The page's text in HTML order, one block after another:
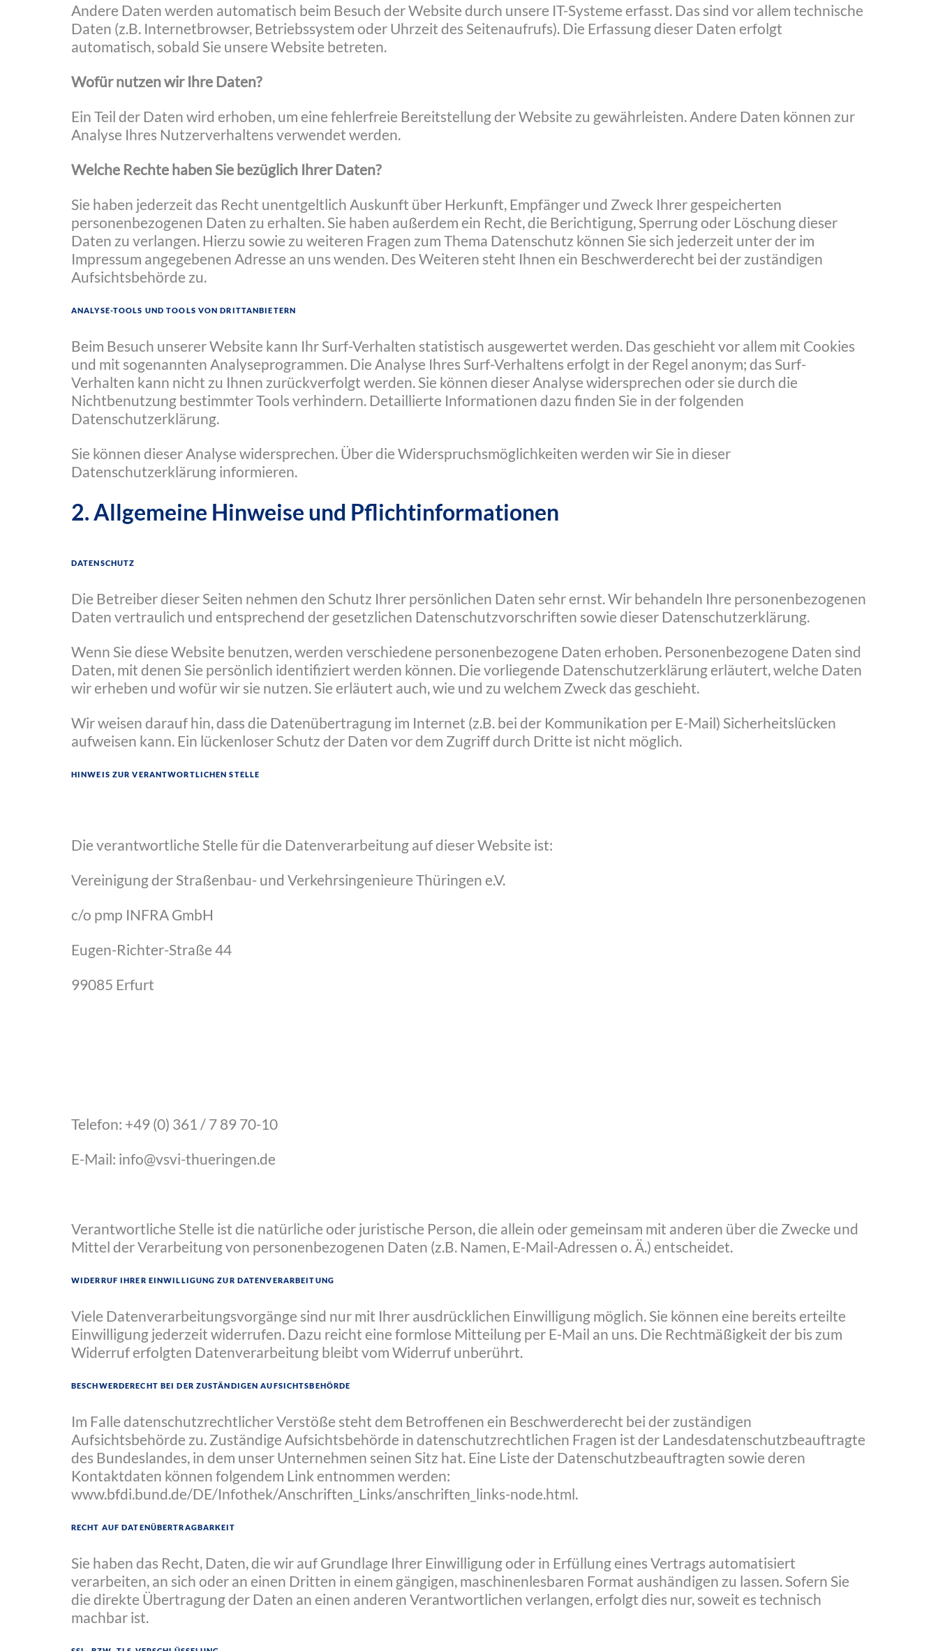
Andere Daten werden automatisch beim Besuch der Website durch unsere IT-Systeme erfasst. Das sind vor allem technische
Daten (z.B. Internetbrowser, Betriebssystem oder Uhrzeit des Seitenaufrufs). Die Erfassung dieser Daten erfolgt
automatisch, sobald Sie unsere Website betreten.
Wofür nutzen wir Ihre Daten?
Ein Teil der Daten wird erhoben, um eine fehlerfreie Bereitstellung der Website zu gewährleisten. Andere Daten können zur
Analyse Ihres Nutzerverhaltens verwendet werden.
Welche Rechte haben Sie bezüglich Ihrer Daten?
Sie haben jederzeit das Recht unentgeltlich Auskunft über Herkunft, Empfänger und Zweck Ihrer gespeicherten
personenbezogenen Daten zu erhalten. Sie haben außerdem ein Recht, die Berichtigung, Sperrung oder Löschung dieser
Daten zu verlangen. Hierzu sowie zu weiteren Fragen zum Thema Datenschutz können Sie sich jederzeit unter der im
Impressum angegebenen Adresse an uns wenden. Des Weiteren steht Ihnen ein Beschwerderecht bei der zuständigen
Aufsichtsbehörde zu.
Analyse-Tools und Tools von Drittanbietern
Beim Besuch unserer Website kann Ihr Surf-Verhalten statistisch ausgewertet werden. Das geschieht vor allem mit Cookies
und mit sogenannten Analyseprogrammen. Die Analyse Ihres Surf-Verhaltens erfolgt in der Regel anonym; das Surf-
Verhalten kann nicht zu Ihnen zurückverfolgt werden. Sie können dieser Analyse widersprechen oder sie durch die
Nichtbenutzung bestimmter Tools verhindern. Detaillierte Informationen dazu finden Sie in der folgenden
Datenschutzerklärung.
Sie können dieser Analyse widersprechen. Über die Widerspruchsmöglichkeiten werden wir Sie in dieser
Datenschutzerklärung informieren.
2. Allgemeine Hinweise und Pflichtinformationen
Datenschutz
Die Betreiber dieser Seiten nehmen den Schutz Ihrer persönlichen Daten sehr ernst. Wir behandeln Ihre personenbezogenen
Daten vertraulich und entsprechend der gesetzlichen Datenschutzvorschriften sowie dieser Datenschutzerklärung.
Wenn Sie diese Website benutzen, werden verschiedene personenbezogene Daten erhoben. Personenbezogene Daten sind
Daten, mit denen Sie persönlich identifiziert werden können. Die vorliegende Datenschutzerklärung erläutert, welche Daten
wir erheben und wofür wir sie nutzen. Sie erläutert auch, wie und zu welchem Zweck das geschieht.
Wir weisen darauf hin, dass die Datenübertragung im Internet (z.B. bei der Kommunikation per E-Mail) Sicherheitslücken
aufweisen kann. Ein lückenloser Schutz der Daten vor dem Zugriff durch Dritte ist nicht möglich.
Hinweis zur verantwortlichen Stelle
Die verantwortliche Stelle für die Datenverarbeitung auf dieser Website ist:
Vereinigung der Straßenbau- und Verkehrsingenieure Thüringen e.V.
c/o pmp INFRA GmbH
Eugen-Richter-Straße 44
99085 Erfurt
Telefon: +49 (0) 361 / 7 89 70-10
E-Mail: info@vsvi-thueringen.de
Verantwortliche Stelle ist die natürliche oder juristische Person, die allein oder gemeinsam mit anderen über die Zwecke und
Mittel der Verarbeitung von personenbezogenen Daten (z.B. Namen, E-Mail-Adressen o. Ä.) entscheidet.
Widerruf Ihrer Einwilligung zur Datenverarbeitung
Viele Datenverarbeitungsvorgänge sind nur mit Ihrer ausdrücklichen Einwilligung möglich. Sie können eine bereits erteilte
Einwilligung jederzeit widerrufen. Dazu reicht eine formlose Mitteilung per E-Mail an uns. Die Rechtmäßigkeit der bis zum
Widerruf erfolgten Datenverarbeitung bleibt vom Widerruf unberührt.
Beschwerderecht bei der zuständigen Aufsichtsbehörde
Im Falle datenschutzrechtlicher Verstöße steht dem Betroffenen ein Beschwerderecht bei der zuständigen
Aufsichtsbehörde zu. Zuständige Aufsichtsbehörde in datenschutzrechtlichen Fragen ist der Landesdatenschutzbeauftragte
des Bundeslandes, in dem unser Unternehmen seinen Sitz hat. Eine Liste der Datenschutzbeauftragten sowie deren
Kontaktdaten können folgendem Link entnommen werden:
www.bfdi.bund.de/DE/Infothek/Anschriften_Links/anschriften_links-node.html.
Recht auf Datenübertragbarkeit
Sie haben das Recht, Daten, die wir auf Grundlage Ihrer Einwilligung oder in Erfüllung eines Vertrags automatisiert
verarbeiten, an sich oder an einen Dritten in einem gängigen, maschinenlesbaren Format aushändigen zu lassen. Sofern Sie
die direkte Übertragung der Daten an einen anderen Verantwortlichen verlangen, erfolgt dies nur, soweit es technisch
machbar ist.